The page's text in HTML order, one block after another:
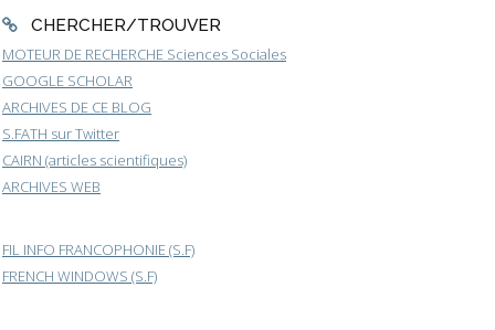
CHERCHER/TROUVER
MOTEUR DE RECHERCHE Sciences Sociales
GOOGLE SCHOLAR
ARCHIVES DE CE BLOG
S.FATH sur Twitter
CAIRN (articles scientifiques)
ARCHIVES WEB
FIL INFO FRANCOPHONIE (S.F)
FRENCH WINDOWS (S.F)